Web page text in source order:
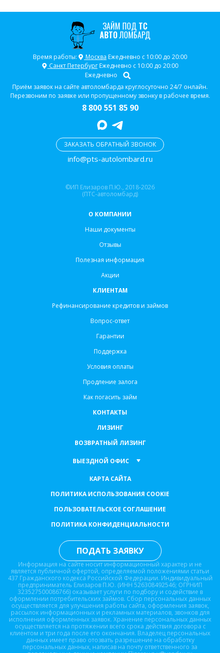
ЗАЙМ ПОД ТС
АВТОЛОМБАРД
Время работы: Москва Ежедневно с 10:00 до 20:00
Санкт ПетербургЕжедневно с 10:00 до 20:00
Ежедневно
Приём заявок на сайте автоломбарда круглосуточно 24/7 онлайн.
Перезвоним по заявке или пропущенному звонку в рабочее время.
8 800 551 85 90
ЗАКАЗАТЬ ОБРАТНЫЙ ЗВОНОК
info@pts-autolombard.ru
©ИП Елизаров П.Ю., 2018-2026
(ПТС-автоломбард)
О КОМПАНИИ
Наши документы
Отзывы
Полезная информация
Акции
КЛИЕНТАМ
Рефинансирование кредитов и займов
Вопрос-ответ
Гарантии
Поддержка
Условия оплаты
Продление залога
Как погасить займ
КОНТАКТЫ
ЛИЗИНГ
ВОЗВРАТНЫЙ ЛИЗИНГ
ВЫЕЗДНОЙ ОФИС
КАРТА САЙТА
ПОЛИТИКА ИСПОЛЬЗОВАНИЯ COOKIE
ПОЛЬЗОВАТЕЛЬСКОЕ СОГЛАШЕНИЕ
ПОЛИТИКА КОНФИДЕНЦИАЛЬНОСТИ
Информация на сайте носит информационный характер и не
является публичной офертой, определяемой положениями статьи
437 Гражданского кодекса Российской Федерации. Индивидуальный
предприниматель Елизаров П.Ю. (ИНН 526308492546; ОГРНИП
323527500086766) оказывает услуги по подбору и содействие в
оформлении потребительских займов. Сбор персональных данных
осуществляется для улучшения работы сайта, оформления заявок,
рассылок информационных и рекламных материалов, звонков для
исполнения оформленных заявок. Хранение персональных данных
осуществляется на протяжении всего срока действия договора с
клиентом и три года после его окончания. Владелец персональных
данных имеет право отозвать разрешение на обработку
персональных данных, написав на почту ответственного за
ПОДАТЬ ЗАЯВКУ